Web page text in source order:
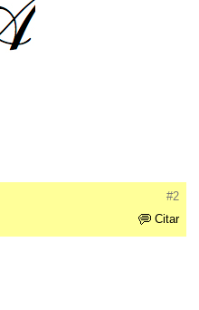
#2
Citar